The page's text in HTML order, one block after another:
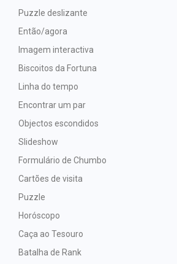
Puzzle deslizante
Então/agora
Imagem interactiva
Biscoitos da Fortuna
Linha do tempo
Encontrar um par
Objectos escondidos
Slideshow
Formulário de Chumbo
Cartões de visita
Puzzle
Horóscopo
Caça ao Tesouro
Batalha de Rank